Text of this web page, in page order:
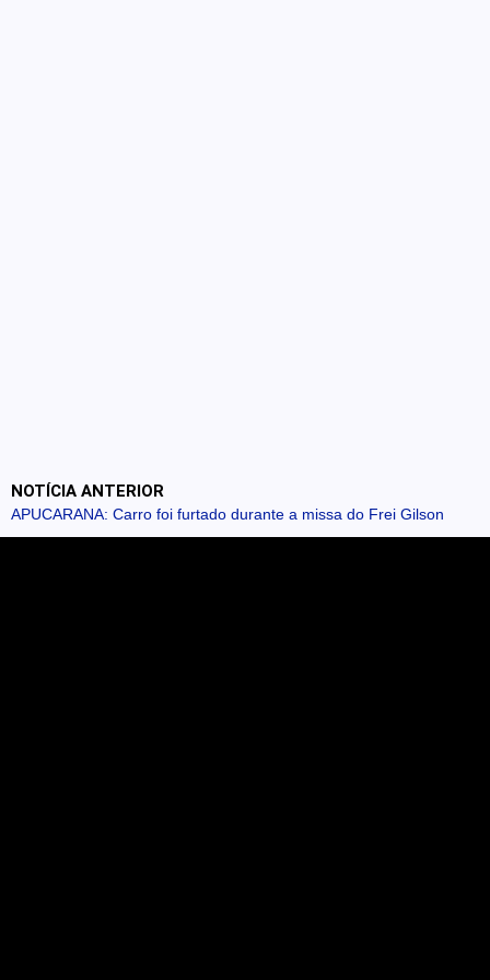
NOTÍCIA ANTERIOR
APUCARANA: Carro foi furtado durante a missa do Frei Gilson